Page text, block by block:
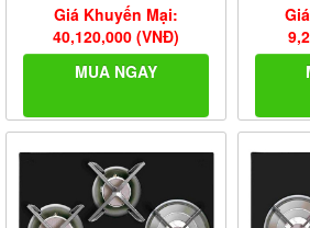
Giá Khuyến Mại:
40,120,000 (VNĐ)
MUA NGAY